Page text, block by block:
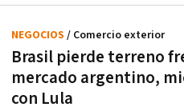
Brasil pierde terreno
mercado argentino,
con Lula
NEGOCIOS / Comercio exterior